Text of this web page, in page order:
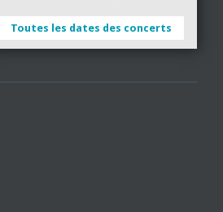
Toutes les dates des concerts